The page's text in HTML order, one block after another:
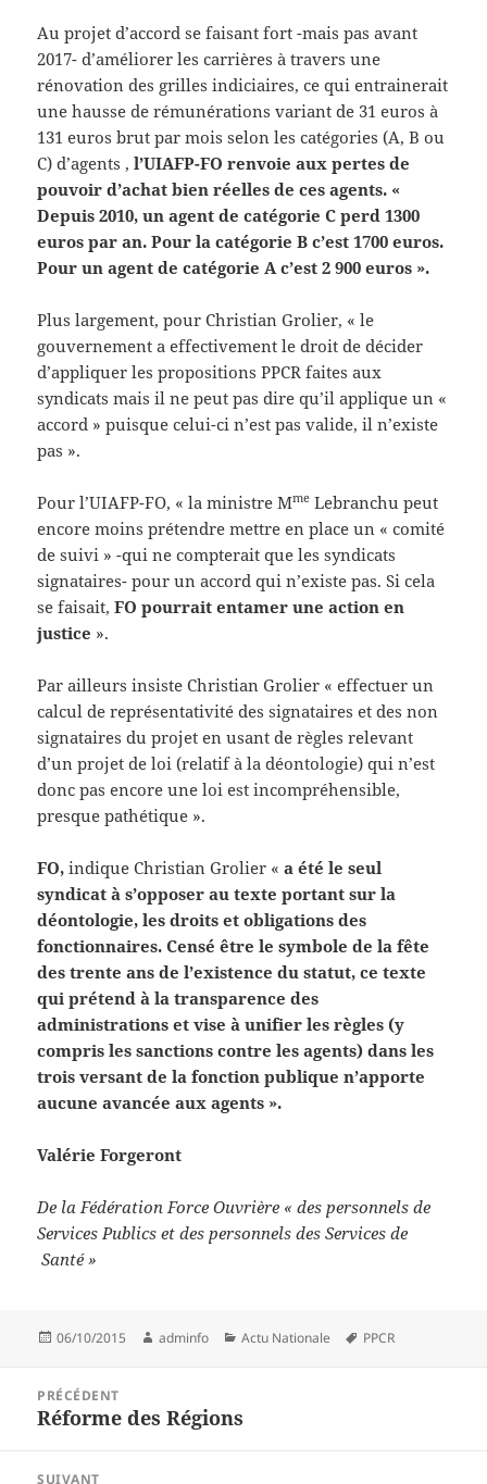
Au projet d’accord se faisant fort -mais pas avant
2017- d’améliorer les carrières à travers une
rénovation des grilles indiciaires, ce qui entrainerait
une hausse de rémunérations variant de 31 euros à
131 euros brut par mois selon les catégories (A, B ou
C) d’agents ,l’UIAFP-FO renvoie aux pertes de
pouvoir d’achat bien réelles de ces agents. «
Depuis 2010, un agent de catégorie C perd 1300
euros par an. Pour la catégorie B c’est 1700 euros.
Pour un agent de catégorie A c’est 2 900 euros ».
Plus largement, pour Christian Grolier, « le
gouvernement a effectivement le droit de décider
d’appliquer les propositions PPCR faites aux
syndicats mais il ne peut pas dire qu’il applique un «
accord » puisque celui-ci n’est pas valide, il n’existe
pas ».
Pour l’UIAFP-FO, « la ministre Mme Lebranchu peut
encore moins prétendre mettre en place un « comité
de suivi » -qui ne compterait que les syndicats
signataires- pour un accord qui n’existe pas. Si cela
se faisait,FO pourrait entamer une action en
justice ».
Par ailleurs insiste Christian Grolier « effectuer un
calcul de représentativité des signataires et des non
signataires du projet en usant de règles relevant
d’un projet de loi (relatif à la déontologie) qui n’est
donc pas encore une loi est incompréhensible,
presque pathétique ».
FO, indique Christian Grolier «a été le seul
syndicat à s’opposer au texte portant sur la
déontologie, les droits et obligations des
fonctionnaires. Censé être le symbole de la fête
des trente ans de l’existence du statut, ce texte
qui prétend à la transparence des
administrations et vise à unifier les règles (y
compris les sanctions contre les agents) dans les
trois versant de la fonction publique n’apporte
aucune avancée aux agents ».
Valérie Forgeront
De la Fédération Force Ouvrière « des personnels de
Services Publics et des personnels des Services de
Santé »
Publié
06/10/2015 Auteur
adminfo Catégories
Actu Nationale
Mots-
PPCR
l’article
PRÉCÉDENT
Article
Réforme des Régions
SUIVANT